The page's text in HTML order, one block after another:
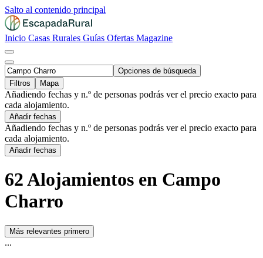
Salto al contenido principal
Inicio Casas Rurales Guías Ofertas Magazine
Opciones de búsqueda
Filtros
Mapa
Añadiendo fechas y n.º de personas podrás ver el precio exacto para
cada alojamiento.
Añadir fechas
Añadiendo fechas y n.º de personas podrás ver el precio exacto para
cada alojamiento.
Añadir fechas
62 Alojamientos en Campo
Charro
Más relevantes primero
...